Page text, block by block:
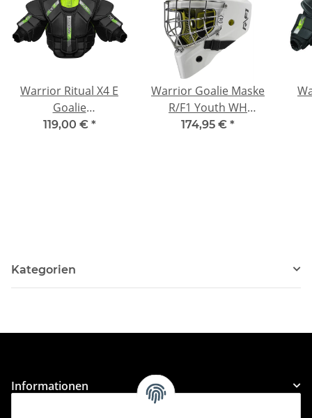
Warrior Ritual X4 E
Goalie
Brustschutz/Weste
119,00 € *
Warrior Goalie Maske
R/F1 Youth WH
WHITE1 OSZ
174,95 € *
Kategorien
Informationen